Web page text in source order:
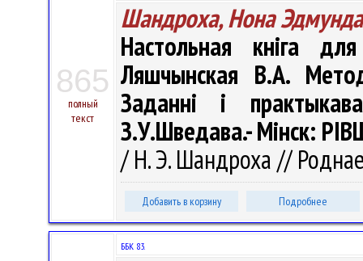
865
полный
текст
Шандроха, Нона
Настольная кніга
Ляшчынская В.А.
Заданні і
З.У.Шведава.- Мінск:
/ Н. Э. Шандроха //
Добавить в корзину Подробнее
ББК 83.